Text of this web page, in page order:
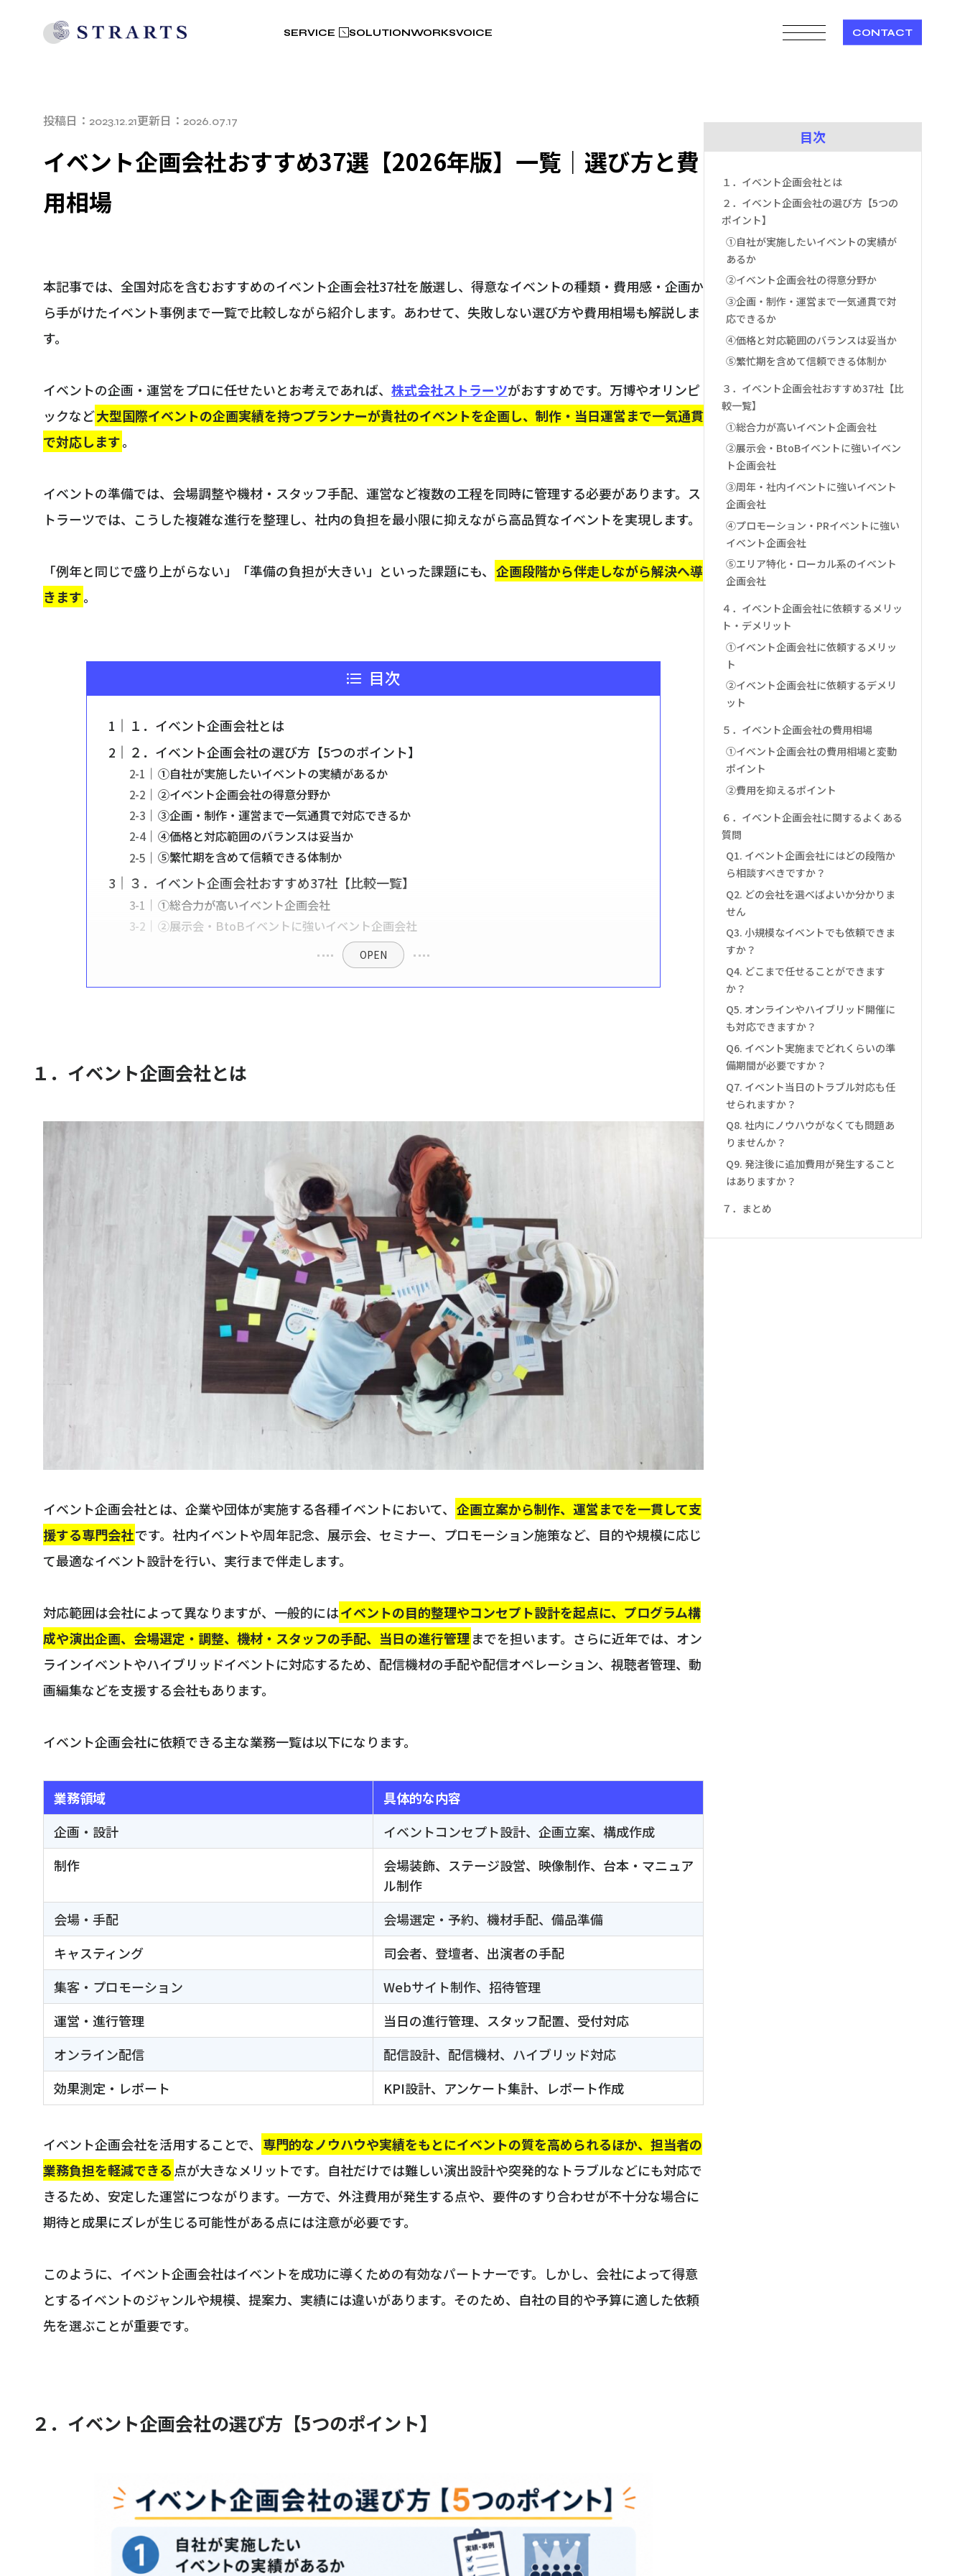
SERVICE SOLUTIONWORKSVOICE CONTACT
投稿日： 2023.12.21更新日： 2026.07.17
イベント企画会社おすすめ37選【2026年版】一覧｜選び方と費
用相場
本記事では、全国対応を含むおすすめのイベント企画会社37社を厳選し、得意なイベントの種類・費用感・企画か
ら手がけたイベント事例まで一覧で比較しながら紹介します。あわせて、失敗しない選び方や費用相場も解説しま
す。
イベントの企画・運営をプロに任せたいとお考えであれば、 株式会社ストラーツがおすすめです。万博やオリンピ
ックなど大型国際イベントの企画実績を持つプランナーが貴社のイベントを企画し、制作・当日運営まで一気通貫
で対応します。
イベントの準備では、会場調整や機材・スタッフ手配、運営など複数の工程を同時に管理する必要があります。ス
トラーツでは、こうした複雑な進行を整理し、社内の負担を最小限に抑えながら高品質なイベントを実現します。
「例年と同じで盛り上がらない」「準備の負担が大きい」といった課題にも、 企画段階から伴走しながら解決へ導
きます。
目次
１．イベント企画会社とは
２．イベント企画会社の選び方【5つのポイント】
①自社が実施したいイベントの実績があるか
②イベント企画会社の得意分野か
③企画・制作・運営まで一気通貫で対応できるか
④価格と対応範囲のバランスは妥当か
⑤繁忙期を含めて信頼できる体制か
３．イベント企画会社おすすめ37社【比較一覧】
①総合力が高いイベント企画会社
②展示会・BtoBイベントに強いイベント企画会社
OPEN
１．イベント企画会社とは
イベント企画会社とは、企業や団体が実施する各種イベントにおいて、 企画立案から制作、運営までを一貫して支
援する専門会社です。社内イベントや周年記念、展示会、セミナー、プロモーション施策など、目的や規模に応じ
て最適なイベント設計を行い、実行まで伴走します。
対応範囲は会社によって異なりますが、一般的にはイベントの目的整理やコンセプト設計を起点に、プログラム構
成や演出企画、会場選定・調整、機材・スタッフの手配、当日の進行管理までを担います。さらに近年では、オン
ラインイベントやハイブリッドイベントに対応するため、配信機材の手配や配信オペレーション、視聴者管理、動
画編集などを支援する会社もあります。
イベント企画会社に依頼できる主な業務一覧は以下になります。
業務領域
具体的な内容
企画・設計
イベントコンセプト設計、企画立案、構成作成
制作
会場装飾、ステージ設営、映像制作、台本・マニュア
ル制作
会場・手配
会場選定・予約、機材手配、備品準備
キャスティング
司会者、登壇者、出演者の手配
集客・プロモーション
Webサイト制作、招待管理
運営・進行管理
当日の進行管理、スタッフ配置、受付対応
オンライン配信
配信設計、配信機材、ハイブリッド対応
効果測定・レポート
KPI設計、アンケート集計、レポート作成
イベント企画会社を活用することで、 専門的なノウハウや実績をもとにイベントの質を高められるほか、担当者の
業務負担を軽減できる点が大きなメリットです。自社だけでは難しい演出設計や突発的なトラブルなどにも対応で
きるため、安定した運営につながります。一方で、外注費用が発生する点や、要件のすり合わせが不十分な場合に
期待と成果にズレが生じる可能性がある点には注意が必要です。
このように、イベント企画会社はイベントを成功に導くための有効なパートナーです。しかし、会社によって得意
とするイベントのジャンルや規模、提案力、実績には違いがあります。そのため、自社の目的や予算に適した依頼
先を選ぶことが重要です。
２．イベント企画会社の選び方【5つのポイント】
目次
１．イベント企画会社とは
２．イベント企画会社の選び方【5つの
ポイント】
①自社が実施したいイベントの実績が
あるか
②イベント企画会社の得意分野か
③企画・制作・運営まで一気通貫で対
応できるか
④価格と対応範囲のバランスは妥当か
⑤繁忙期を含めて信頼できる体制か
３．イベント企画会社おすすめ37社【比
較一覧】
①総合力が高いイベント企画会社
②展示会・BtoBイベントに強いイベン
ト企画会社
③周年・社内イベントに強いイベント
企画会社
④プロモーション・PRイベントに強い
イベント企画会社
⑤エリア特化・ローカル系のイベント
企画会社
４．イベント企画会社に依頼するメリッ
ト・デメリット
①イベント企画会社に依頼するメリッ
ト
②イベント企画会社に依頼するデメリ
ット
５．イベント企画会社の費用相場
①イベント企画会社の費用相場と変動
ポイント
②費用を抑えるポイント
６．イベント企画会社に関するよくある
質問
Q1. イベント企画会社にはどの段階か
ら相談すべきですか？
Q2. どの会社を選べばよいか分かりま
せん
Q3. 小規模なイベントでも依頼できま
すか？
Q4. どこまで任せることができます
か？
Q5. オンラインやハイブリッド開催に
も対応できますか？
Q6. イベント実施までどれくらいの準
備期間が必要ですか？
Q7. イベント当日のトラブル対応も任
せられますか？
Q8. 社内にノウハウがなくても問題あ
りませんか？
Q9. 発注後に追加費用が発生すること
はありますか？
７．まとめ